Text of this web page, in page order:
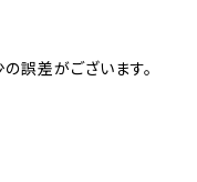
誤差がございます。